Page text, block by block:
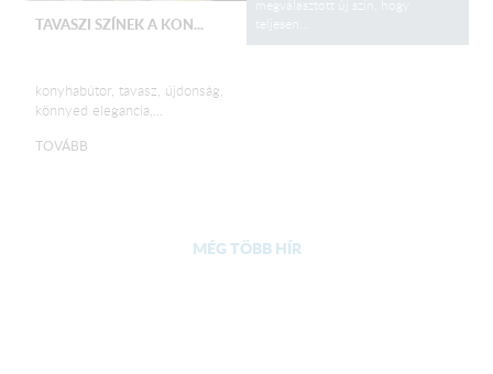
TAVASZI SZÍNEK A KON...
konyhabútor, tavasz, újdonság,
könnyed elegancia,...
TOVÁBB
megválasztott új szín, hogy
teljesen...
MÉG TÖBB HÍR